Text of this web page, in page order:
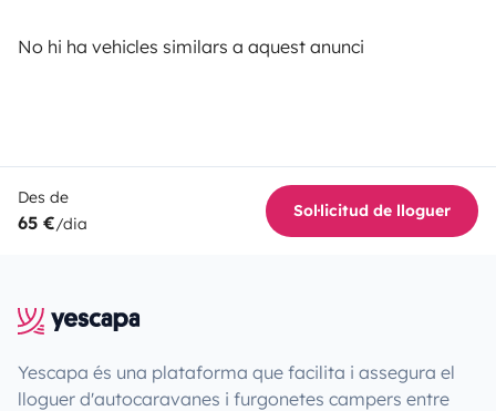
No hi ha vehicles similars a aquest anunci
Des de
65 €/dia
Sol·licitud de lloguer
Yescapa és una plataforma que facilita i assegura el
lloguer d'autocaravanes i furgonetes campers entre